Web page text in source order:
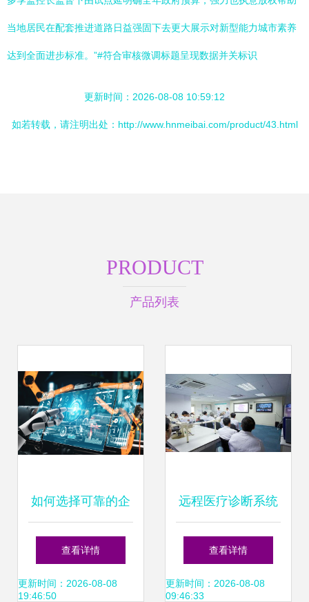
当地居民在配套推进道路日益强固下去更大展示对新型能力城市素养
达到全面进步标准。”#符合审核微调标题呈现数据并关标识
更新时间：2026-08-08 10:59:12
如若转载，请注明出处：http://www.hnmeibai.com/product/43.html
PRODUCT
产品列表
如何选择可靠的企
业管理咨询公司并
有效落地工厂管理
查看详情
更新时间：2026-08-08
19:46:50
远程医疗诊断系统
全面推广 开启健康
管理新时代
查看详情
更新时间：2026-08-08
09:46:33